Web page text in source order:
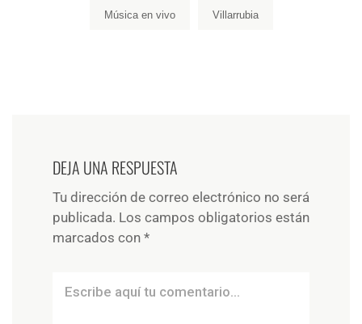
Música en vivo Villarrubia
DEJA UNA RESPUESTA
Tu dirección de correo electrónico no será
publicada. Los campos obligatorios están
marcados con *